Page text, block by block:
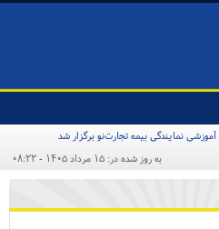
نمایندگی بیمه تجارت‌نو برگزار شد
به روز شده در: ۱۵ مرداد ۱۴۰۵ - ۰۸:۲۲